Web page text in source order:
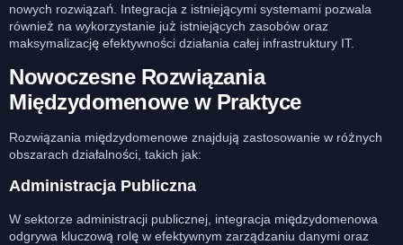
nowych rozwiązań. Integracja z istniejącymi systemami pozwala
również na wykorzystanie już istniejących zasobów oraz
maksymalizację efektywności działania całej infrastruktury IT.
Nowoczesne Rozwiązania
Międzydomenowe w Praktyce
Rozwiązania międzydomenowe znajdują zastosowanie w różnych
obszarach działalności, takich jak:
Administracja Publiczna
W sektorze administracji publicznej, integracja międzydomenowa
odgrywa kluczową rolę w efektywnym zarządzaniu danymi oraz